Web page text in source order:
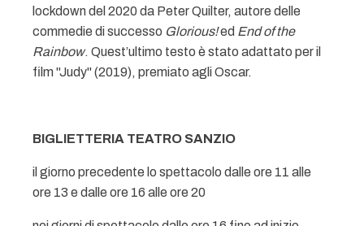
lockdown del 2020 da Peter Quilter, autore delle
commedie di successo Glorious!ed End of the
Rainbow. Quest’ultimo testo è stato adattato per il
film "Judy" (2019), premiato agli Oscar.
BIGLIETTERIA TEATRO SANZIO
il giorno precedente lo spettacolo dalle ore 11 alle
ore 13 e dalle ore 16 alle ore 20